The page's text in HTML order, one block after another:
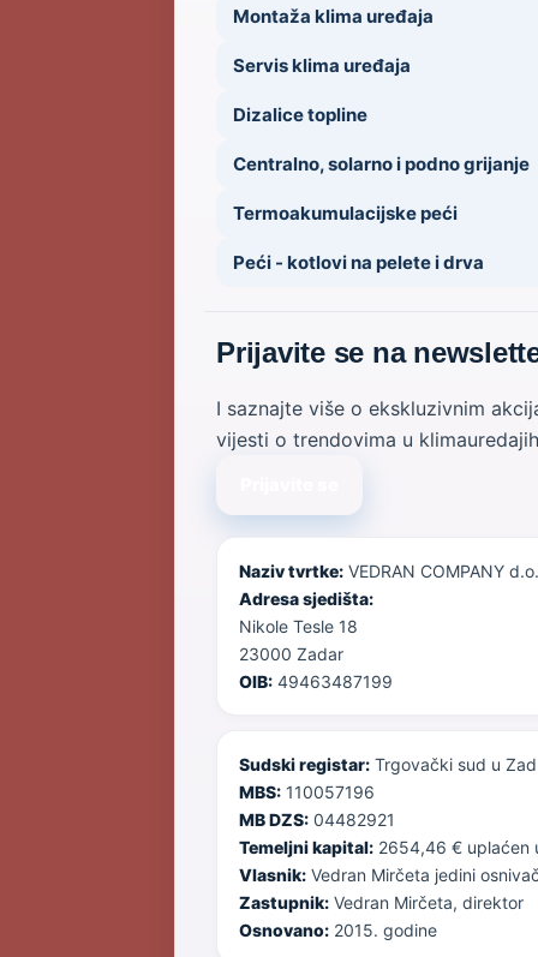
Montaža klima uređaja
Servis klima uređaja
Dizalice topline
Centralno, solarno i podno grijanje
Termoakumulacijske peći
Peći - kotlovi na pelete i drva
Prijavite se na
I saznajte više o ekskluzivnim
vijesti o trendovima u
Naziv tvrtke: VEDRAN COMPANY
Adresa sjedišta:
Nikole Tesle 18
23000 Zadar
OIB: 49463487199
Sudski registar: Trgovački sud u
MBS: 110057196
MB DZS: 04482921
Temeljni kapital: 2654,46 € uplaćen
Vlasnik: Vedran Mirčeta jedini
Zastupnik: Vedran Mirčeta, direktor
Osnovano: 2015. godine